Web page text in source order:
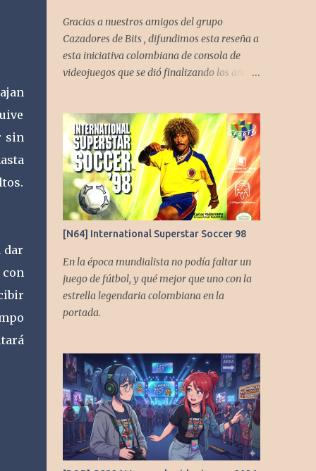
sin
dar
con
Gracias a nuestros amigos del grupo
Cazadores de Bits , difundimos esta reseña a
esta iniciativa colombiana de consola de
videojuegos que se dió finalizando los años
[N64] International Superstar Soccer 98
En la época mundialista no podía faltar un
juego de fútbol, y qué mejor que uno con la
estrella legendaria colombiana en la
portada.